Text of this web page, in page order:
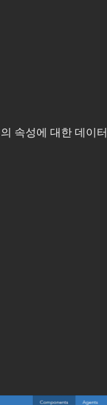
속성에 대한 데이터